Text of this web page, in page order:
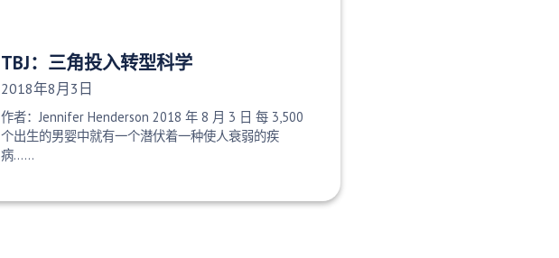
TBJ：三角投入转型科学
发布日期：
2018年8月3日
作者：Jennifer Henderson 2018 年 8 月 3 日 每 3,500
个出生的男婴中就有一个潜伏着一种使人衰弱的疾
病......